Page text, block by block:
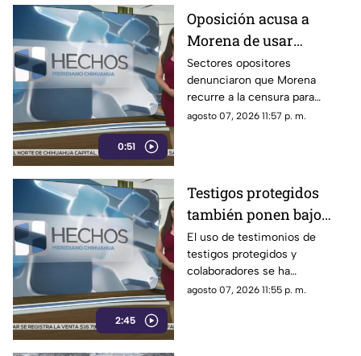
0:51
Oposición acusa a
Morena de usar
censura para ocultar
seńalamientos de
narcopolítica
Sectores opositores
denunciaron que Morena
recurre a la censura para
imponer su versión oficial y
agosto 07, 2026 11:57 p. m.
2:45
Testigos protegidos
también ponen bajo
presión a políticos en
México; detienen a
exgobernador señalado
por caso Ayotzinapa
El uso de testimonios de
testigos protegidos y
colaboradores se ha
convertido nuevamente en un
agosto 07, 2026 11:55 p. m.